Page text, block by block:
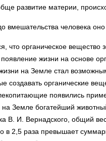
развитие материи,
вмешательства человека
что органическое
жизни на основе
на Земле стал
создавать органические
появились
на Земле богатейший
В. И. Вернадского, общий
в 2,5 раза превышает